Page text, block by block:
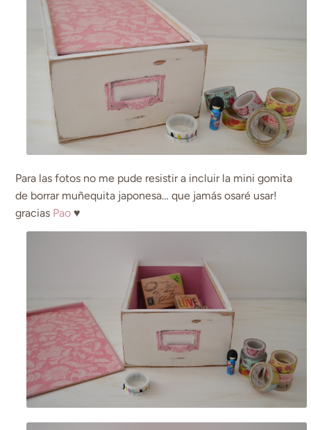
Para las fotos no me pude resistir a incluir la mini gomita
de borrar muñequita japonesa… que jamás osaré usar!
gracias Pao ♥